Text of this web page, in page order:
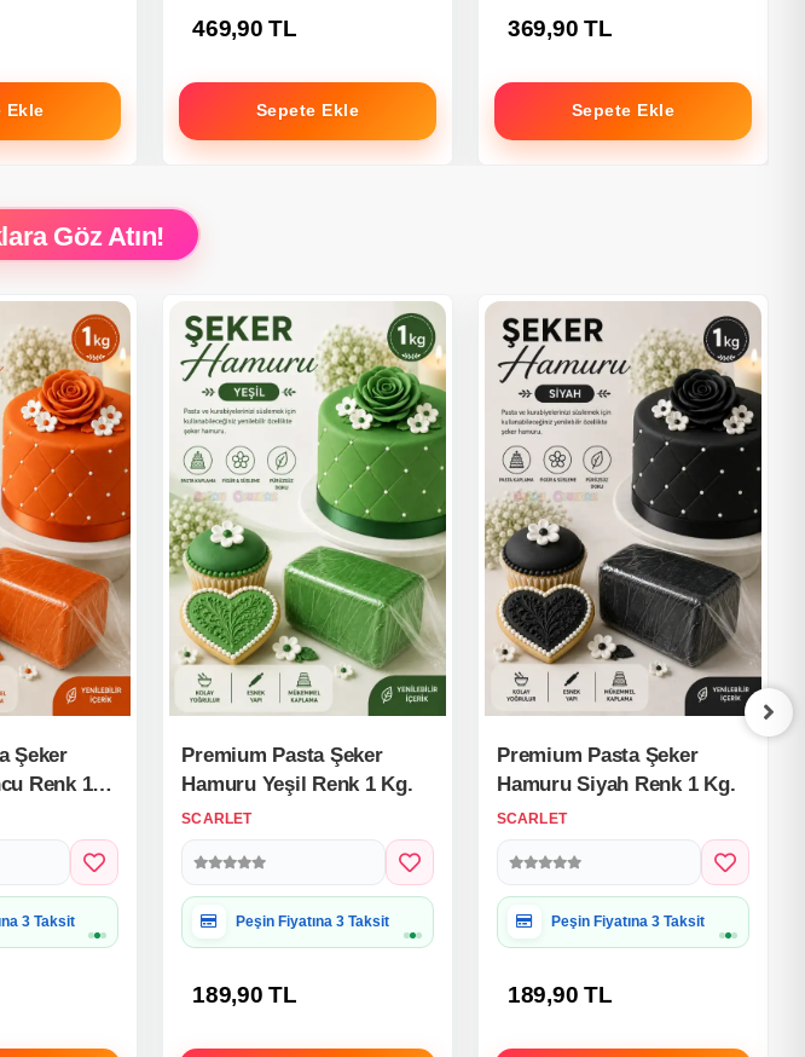
Ekle
469,90 TL
Sepete Ekle
369,90 TL
Sepete Ekle
Göz Atın!
Şeker
Renk 1
Uygun
Premium Pasta Şeker
Hamuru Yeşil Renk 1 Kg.
SCARLET
Hediye Paketine Uygun
189,90 TL
Premium Pasta Şeker
Hamuru Siyah Renk 1 Kg.
SCARLET
Hediye Paketine Uygun
189,90 TL